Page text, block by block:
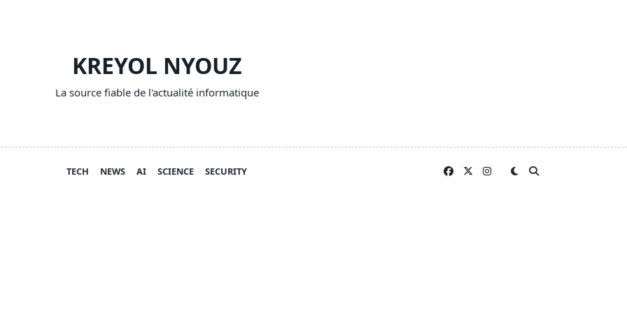
KREYOL NYOUZ
La source fiable de l'actualité informatique
TECH NEWS AI SCIENCE SECURITY